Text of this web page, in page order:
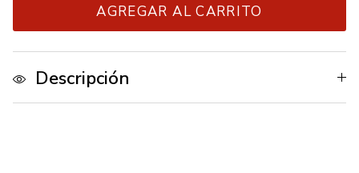
AGREGAR AL CARRITO
Descripción